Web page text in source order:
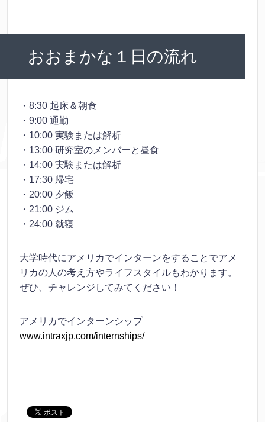
おおまかな１日の流れ
・8:30 起床＆朝食
・9:00 通勤
・10:00 実験または解析
・13:00 研究室のメンバーと昼食
・14:00 実験または解析
・17:30 帰宅
・20:00 夕飯
・21:00 ジム
・24:00 就寝
大学時代にアメリカでインターンをすることでアメ
リカの人の考え方やライフスタイルもわかります。
ぜひ、チャレンジしてみてください！
アメリカでインターンシップ
www.intraxjp.com/internships/